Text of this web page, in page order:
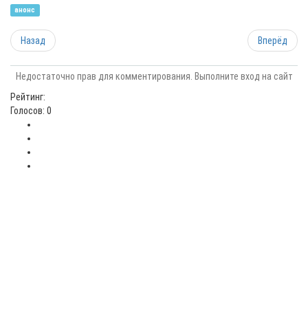
анонс
Назад Вперёд
Недостаточно прав для комментирования. Выполните вход на сайт
Рейтинг:
Голосов: 0